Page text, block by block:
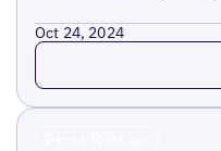
Oct 24, 2024
Read more